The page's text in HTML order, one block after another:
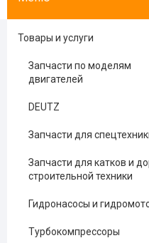
Товары и услуги
Запчасти по моделям
двигателей
DEUTZ
Запчасти для
Запчасти для катков и
строительной техники
Гидронасосы и
Турбокомпрессоры